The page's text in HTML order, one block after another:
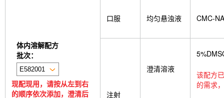
体内溶解配方
批次：
现配现用，请按从左到右
的顺序依次添加，澄清后
口服 均匀悬浊液 CMC-NA
注射
澄清溶液
该配方
的需求